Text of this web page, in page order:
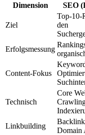
Dimension
SEO
Ziel
Top-10-
den
Erfolgsmessung
Content-Fokus
Technisch
Core
Linkbuilding
Domain